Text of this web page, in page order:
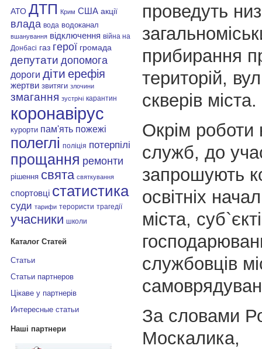
АТО ДТП Крим США акції
влада вода водоканал
вшанування відключення війна на
Донбасі газ герої громада
депутати допомога
дороги діти ерефія
жертви звитяги злочини
змагання зустрічі карантин
коронавірус
курорти пам'ять пожежі
полеглі поліція потерпілі
прощання ремонти
рішення свята святкування
спортовці статистика
суди тарифи терористи трагедії
учасники школи
Каталог Статей
Статьи
Статьи партнеров
Цікаве у партнерів
Интересные статьи
Наші партнери
проведуть
прибирання
територій,
скверів міста.
Окрім роботи
служб, до
запрошують
освітніх
міста,
службовців
За словами
Москалика,